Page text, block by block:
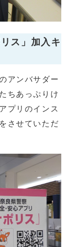
ス」加入キ
アンバサダー
ちあっぷりけ
プリのインス
させていただ